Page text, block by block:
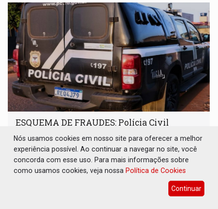
ESQUEMA DE FRAUDES: Polícia Civil
Contemplados
Polícia 06 de Agosto de 2026 às 12:44
Polícia Civil orienta os consumidores a verificarem
atentamente a natureza dos contratos antes da
Nós usamos cookies em nosso site para oferecer a melhor
experiência possível. Ao continuar a navegar no site, você
concorda com esse uso. Para mais informações sobre
como usamos cookies, veja nossa Política de Cookies
Continuar